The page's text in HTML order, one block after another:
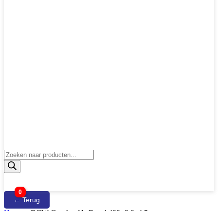
Producten
zoeken
0
← Terug